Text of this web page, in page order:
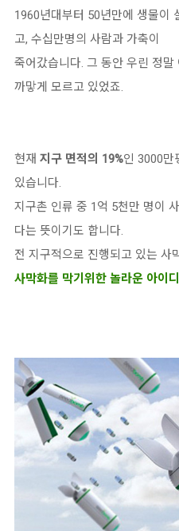
1960년대부터 50년만에 생물이
고, 수십만명의 사람과 가축이
죽어갔습니다. 그 동안 우린 정
까맣게 모르고 있었죠.
현재 지구 면적의 19%인 3000만
있습니다.
지구촌 인류 중 1억 5천만 명이
다는 뜻이기도 합니다.
전 지구적으로 진행되고 있는 사
사막화를 막기위한 놀라운 아이